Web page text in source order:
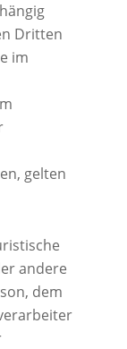
Dritten
im
gelten
andere
dem